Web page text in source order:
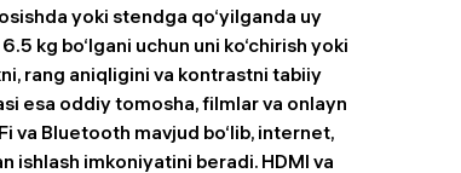
yoki stendga qo‘yilganda uy
kg bo‘lgani uchun uni ko‘chirish yoki
rang aniqligini va kontrastni tabiiy
esa oddiy tomosha, filmlar va onlayn
Bluetooth mavjud bo‘lib, internet,
ishlash imkoniyatini beradi. HDMI va